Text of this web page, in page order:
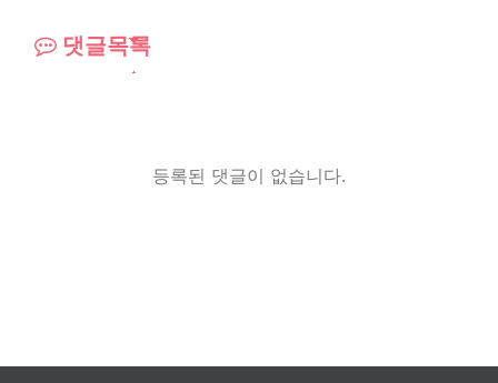
댓글목록
등록된 댓글이 없습니다.